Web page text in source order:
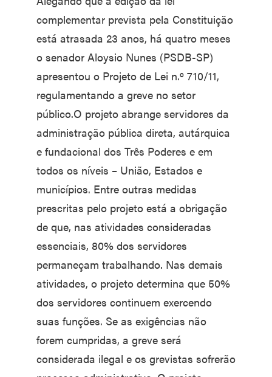
complementar prevista pela Constituição
está atrasada 23 anos, há quatro meses
o senador Aloysio Nunes (PSDB-SP)
apresentou o Projeto de Lei n.º 710/11,
regulamentando a greve no setor
público.O projeto abrange servidores da
administração pública direta, autárquica
e fundacional dos Três Poderes e em
todos os níveis – União, Estados e
municípios. Entre outras medidas
prescritas pelo projeto está a obrigação
de que, nas atividades consideradas
essenciais, 80% dos servidores
permaneçam trabalhando. Nas demais
atividades, o projeto determina que 50%
dos servidores continuem exercendo
suas funções. Se as exigências não
forem cumpridas, a greve será
considerada ilegal e os grevistas sofrerão